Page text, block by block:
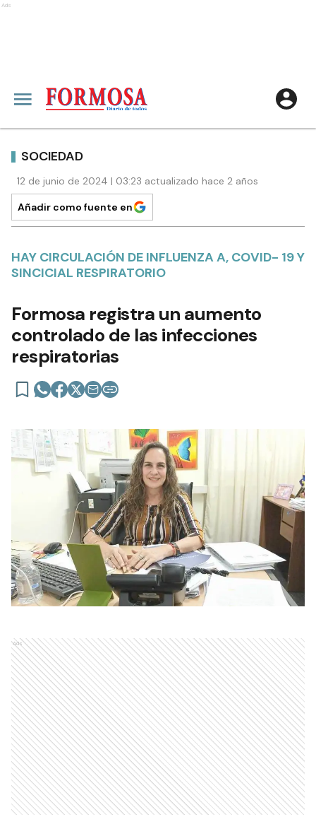
Ads
SOCIEDAD
12 de junio de 2024 | 03:23 actualizado hace 2 años
Añadir como fuente en
HAY CIRCULACIÓN DE INFLUENZA A, COVID- 19 Y
SINCICIAL RESPIRATORIO
Formosa registra un aumento
controlado de las infecciones
respiratorias
Ads